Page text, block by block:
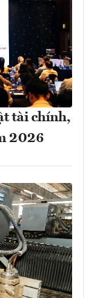
tài chính,
2026